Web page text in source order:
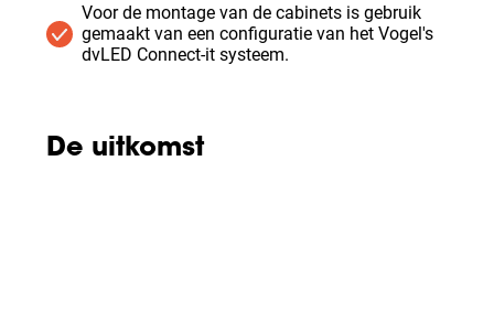
Voor de montage van de cabinets is gebruik
gemaakt van een configuratie van het Vogel's
dvLED Connect-it systeem.
De uitkomst